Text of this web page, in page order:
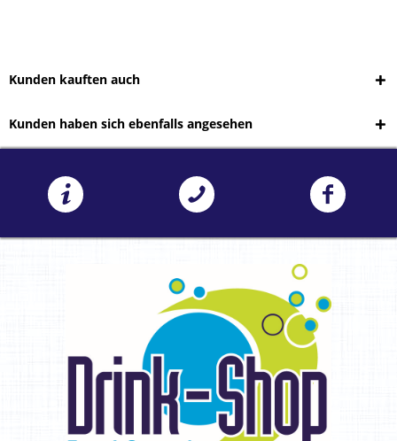
Kunden kauften auch
Kunden haben sich ebenfalls angesehen